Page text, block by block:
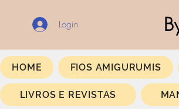
Login
HOME FIOS AMIGURUMIS
LIVROS E REVISTAS